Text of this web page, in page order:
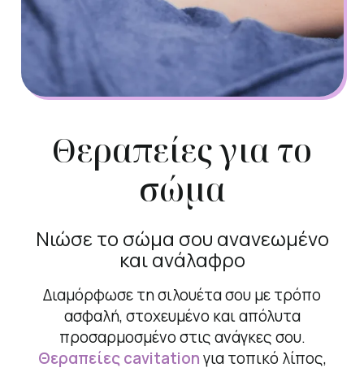
Θεραπείες για το
σώμα
Νιώσε το σώμα σου ανανεωμένο
και ανάλαφρο
Διαμόρφωσε τη σιλουέτα σου με τρόπο
ασφαλή, στοχευμένο και απόλυτα
προσαρμοσμένο στις ανάγκες σου.
Θεραπείες cavitationγια τοπικό λίπος,